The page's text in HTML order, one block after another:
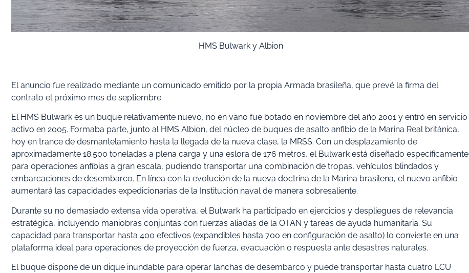
HMS Bulwark y Albion
El anuncio fue realizado mediante un comunicado emitido por la propia Armada brasileña, que prevé la firma del
contrato el próximo mes de septiembre.
El HMS Bulwark es un buque relativamente nuevo, no en vano fue botado en noviembre del año 2001 y entró en servicio
activo en 2005. Formaba parte, junto al HMS Albion, del núcleo de buques de asalto anfibio de la Marina Real británica,
hoy en trance de desmantelamiento hasta la llegada de la nueva clase, la MRSS. Con un desplazamiento de
aproximadamente 18.500 toneladas a plena carga y una eslora de 176 metros, el Bulwark está diseñado específicamente
para operaciones anfibias a gran escala, pudiendo transportar una combinación de tropas, vehículos blindados y
embarcaciones de desembarco. En línea con la evolución de la nueva doctrina de la Marina brasilena, el nuevo anfibio
aumentará las capacidades expedicionarias de la Institución naval de manera sobresaliente.
Durante su no demasiado extensa vida operativa, el Bulwark ha participado en ejercicios y despliegues de relevancia
estratégica, incluyendo maniobras conjuntas con fuerzas aliadas de la OTAN y tareas de ayuda humanitaria. Su
capacidad para transportar hasta 400 efectivos (expandibles hasta 700 en configuración de asalto) lo convierte en una
plataforma ideal para operaciones de proyección de fuerza, evacuación o respuesta ante desastres naturales.
El buque dispone de un dique inundable para operar lanchas de desembarco y puede transportar hasta cuatro LCU